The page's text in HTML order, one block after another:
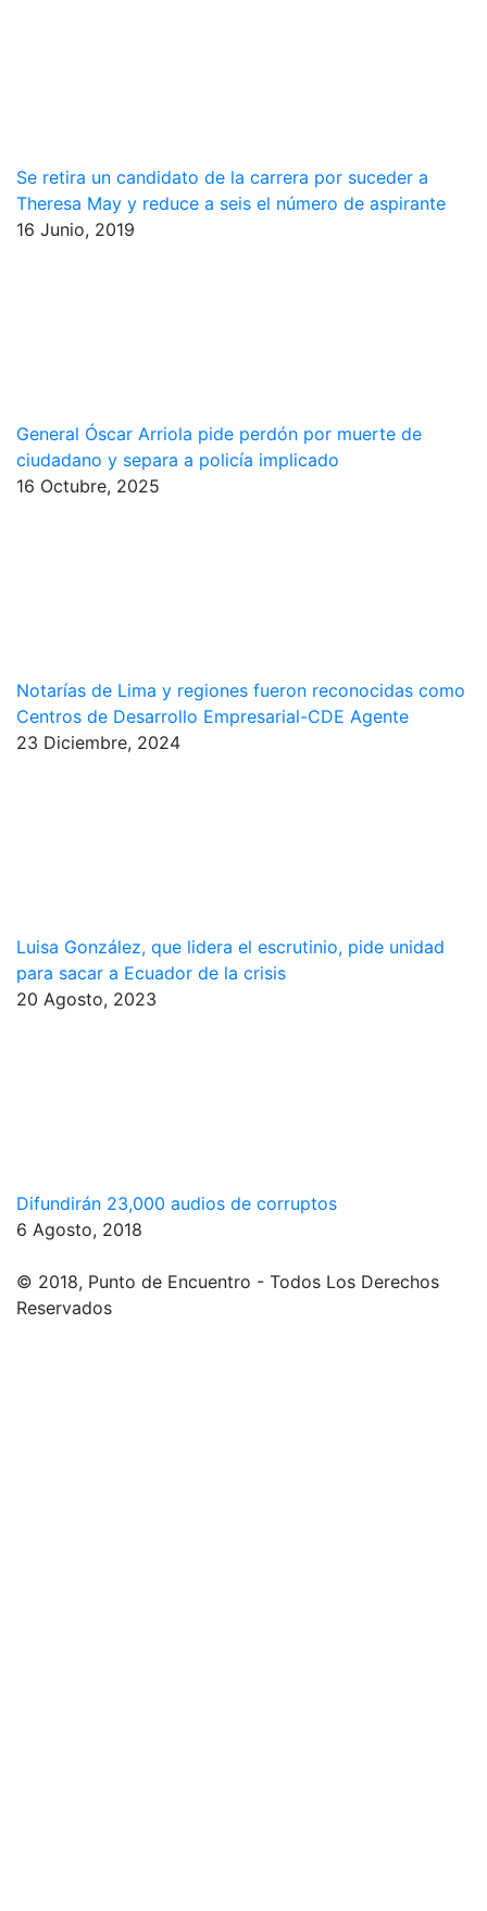
Se retira un candidato de la carrera por suceder a
Theresa May y reduce a seis el número de aspirante
16 Junio, 2019
General Óscar Arriola pide perdón por muerte de
ciudadano y separa a policía implicado
16 Octubre, 2025
Notarías de Lima y regiones fueron reconocidas como
Centros de Desarrollo Empresarial-CDE Agente
23 Diciembre, 2024
Luisa González, que lidera el escrutinio, pide unidad
para sacar a Ecuador de la crisis
20 Agosto, 2023
Difundirán 23,000 audios de corruptos
6 Agosto, 2018
© 2018, Punto de Encuentro - Todos Los Derechos
Reservados